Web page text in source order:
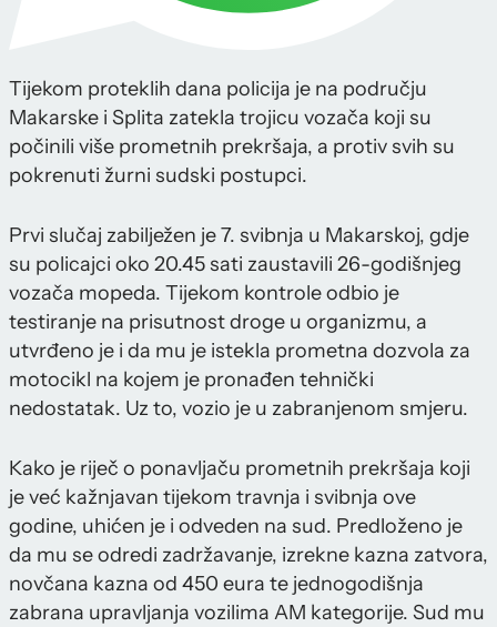
Tijekom proteklih dana policija je na području
Makarske i Splita zatekla trojicu vozača koji su
počinili više prometnih prekršaja, a protiv svih su
pokrenuti žurni sudski postupci.
Prvi slučaj zabilježen je 7. svibnja u Makarskoj, gdje
su policajci oko 20.45 sati zaustavili 26-godišnjeg
vozača mopeda. Tijekom kontrole odbio je
testiranje na prisutnost droge u organizmu, a
utvrđeno je i da mu je istekla prometna dozvola za
motocikl na kojem je pronađen tehnički
nedostatak. Uz to, vozio je u zabranjenom smjeru.
Kako je riječ o ponavljaču prometnih prekršaja koji
je već kažnjavan tijekom travnja i svibnja ove
godine, uhićen je i odveden na sud. Predloženo je
da mu se odredi zadržavanje, izrekne kazna zatvora,
novčana kazna od 450 eura te jednogodišnja
zabrana upravljanja vozilima AM kategorije. Sud mu